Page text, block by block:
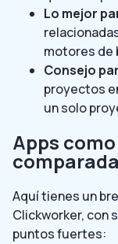
Lo mejor
motores de
Consejo
proyectos
un solo
Apps
Aquí tienes un
Clickworker, con
puntos fuertes: